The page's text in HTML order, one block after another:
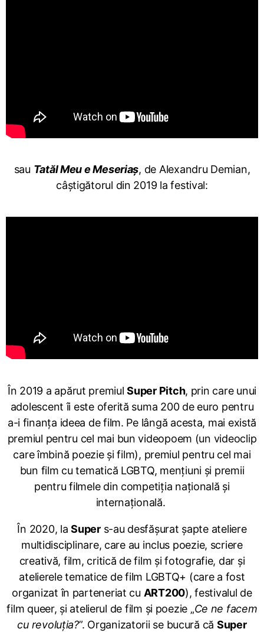
sau Tatăl Meu e Meseriaș, de Alexandru Demian,
câștigătorul din 2019 la festival:
În 2019 a apărut premiulSuper Pitch, prin care unui
adolescent îi este oferită suma 200 de euro pentru
a-i finanța ideea de film. Pe lângă acesta, mai există
premiul pentru cel mai bun videopoem (un videoclip
care îmbină poezie și film), premiul pentru cel mai
bun film cu tematică LGBTQ, mențiuni și premii
pentru filmele din competiția națională și
internațională.
În 2020, laSupers-au desfășurat șapte ateliere
multidisciplinare, care au inclus poezie, scriere
creativă, film, critică de film și fotografie, dar și
atelierele tematice de film LGBTQ+ (care a fost
organizat în parteneriat cu ART200), festivalul de
film queer, și atelierul de film și poezie „Ce ne facem
cu revoluția?”. Organizatorii se bucură că Super